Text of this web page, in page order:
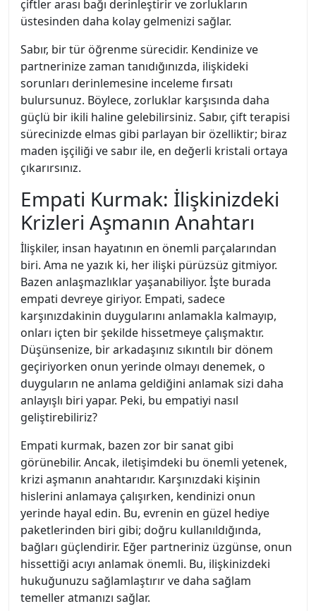
çiftler arası bağı derinleştirir ve zorlukların
üstesinden daha kolay gelmenizi sağlar.
Sabır, bir tür öğrenme sürecidir. Kendinize ve
partnerinize zaman tanıdığınızda, ilişkideki
sorunları derinlemesine inceleme fırsatı
bulursunuz. Böylece, zorluklar karşısında daha
güçlü bir ikili haline gelebilirsiniz. Sabır, çift terapisi
sürecinizde elmas gibi parlayan bir özelliktir; biraz
maden işçiliği ve sabır ile, en değerli kristali ortaya
çıkarırsınız.
Empati Kurmak: İlişkinizdeki
Krizleri Aşmanın Anahtarı
İlişkiler, insan hayatının en önemli parçalarından
biri. Ama ne yazık ki, her ilişki pürüzsüz gitmiyor.
Bazen anlaşmazlıklar yaşanabiliyor. İşte burada
empati devreye giriyor. Empati, sadece
karşınızdakinin duygularını anlamakla kalmayıp,
onları içten bir şekilde hissetmeye çalışmaktır.
Düşünsenize, bir arkadaşınız sıkıntılı bir dönem
geçiriyorken onun yerinde olmayı denemek, o
duyguların ne anlama geldiğini anlamak sizi daha
anlayışlı biri yapar. Peki, bu empatiyi nasıl
geliştirebiliriz?
Empati kurmak, bazen zor bir sanat gibi
görünebilir. Ancak, iletişimdeki bu önemli yetenek,
krizi aşmanın anahtarıdır. Karşınızdaki kişinin
hislerini anlamaya çalışırken, kendinizi onun
yerinde hayal edin. Bu, evrenin en güzel hediye
paketlerinden biri gibi; doğru kullanıldığında,
bağları güçlendirir. Eğer partneriniz üzgünse, onun
hissettiği acıyı anlamak önemli. Bu, ilişkinizdeki
hukuğunuzu sağlamlaştırır ve daha sağlam
temeller atmanızı sağlar.